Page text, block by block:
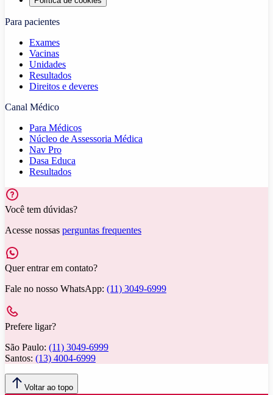
Para pacientes
Exames
Vacinas
Unidades
Resultados
Direitos e deveres
Canal Médico
Para Médicos
Núcleo de Assessoria Médica
Nav Pro
Dasa Educa
Resultados
Você tem dúvidas?
Acesse nossas perguntas frequentes
Quer entrar em contato?
Fale no nosso WhatsApp: (11) 3049-6999
Prefere ligar?
São Paulo: (11) 3049-6999
Santos: (13) 4004-6999
Voltar ao topo